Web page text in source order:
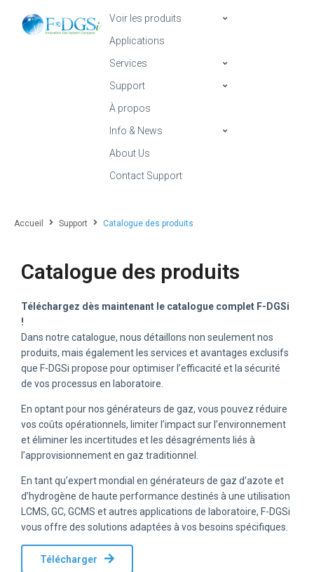
Voir les produits
Applications
Services
Support
À propos
Info & News
About Us
Contact Support
Accueil Support Catalogue des produits
Catalogue des produits
Téléchargez dès maintenant le catalogue complet F-DGSi
!
Dans notre catalogue, nous détaillons non seulement nos
produits, mais également les services et avantages exclusifs
que F-DGSi propose pour optimiser l’efficacité et la sécurité
de vos processus en laboratoire.
En optant pour nos générateurs de gaz, vous pouvez réduire
vos coûts opérationnels, limiter l’impact sur l’environnement
et éliminer les incertitudes et les désagréments liés à
l’approvisionnement en gaz traditionnel.
En tant qu’expert mondial en générateurs de gaz d’azote et
d’hydrogène de haute performance destinés à une utilisation
LCMS, GC, GCMS et autres applications de laboratoire, F-DGSi
vous offre des solutions adaptées à vos besoins spécifiques.
Télécharger